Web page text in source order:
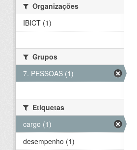
Organizações
IBICT (1)
Grupos
7. PESSOAS (1)
Etiquetas
cargo (1)
desempenho (1)